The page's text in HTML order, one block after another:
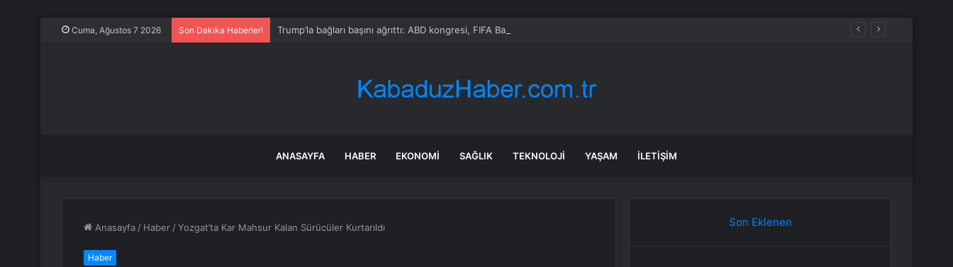
Cuma, Ağustos 7 2026 Son Dakika Haberleri Trump’la bağları başını ağrıttı: ABD kongresi, FIFA Başkanı hakkında soruşturma başlattı
ANASAYFA HABER EKONOMI SAĞLIK TEKNOLOJI YAŞAM İLETIŞIM
Anasayfa / Haber /Yozgat’ta Kar Mahsur Kalan Sürücüler Kurtarıldı
Haber
Son Eklenen